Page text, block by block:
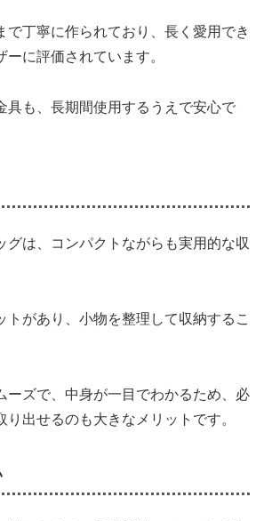
で丁寧に作られており、長く愛用でき
ーに評価されています。
具も、長期間使用するうえで安心で
グは、コンパクトながらも実用的な収
トがあり、小物を整理して収納するこ
ーズで、中身が一目でわかるため、必
り出せるのも大きなメリットです。